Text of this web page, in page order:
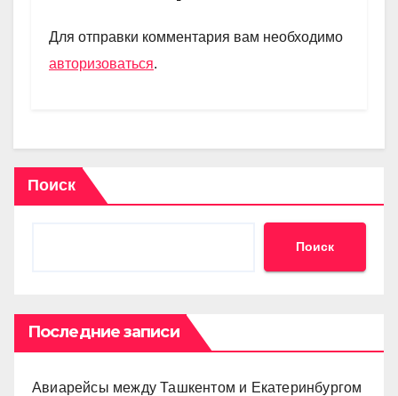
m p
p
a
и
Для отправки комментария вам необходимо
авторизоваться.
Поиск
Поиск
Последние записи
Авиарейсы между Ташкентом и Екатеринбургом